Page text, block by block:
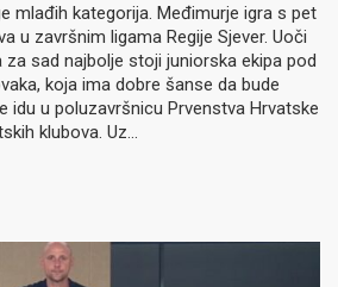
mlađih kategorija. Međimurje igra s pet
u završnim ligama Regije Sjever. Uoči
za sad najbolje stoji juniorska ekipa pod
koja ima dobre šanse da bude
idu u poluzavršnicu Prvenstva Hrvatske
klubova. Uz…